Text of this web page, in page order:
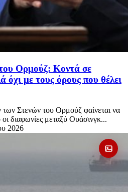
Ορμούζ: Κοντά σε
όχι με τους όρους που θέλει
Στενών του Ορμούζ φαίνεται να
διαφωνίες μεταξύ Ουάσινγκ...
2026